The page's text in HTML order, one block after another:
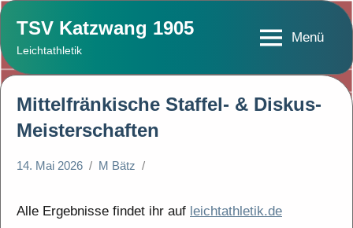
Zum
Inhalt
springen
TSV Katzwang 1905
Leichtathletik
Menü
Mittelfränkische Staffel- & Diskus-
Meisterschaften
14. Mai 2026 M Bätz
Alle Ergebnisse findet ihr auf leichtathletik.de